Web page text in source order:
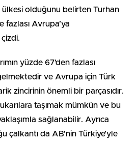
olduğunu belirten Turhan
fazlası Avrupa’ya
yüzde 67’den fazlası
ve Avrupa için Türk
zincirinin önemli bir parçasıdır.
taşımak mümkün ve bu
sağlanabilir. Ayrıca
çalkantı da AB’nin Türkiye’yle